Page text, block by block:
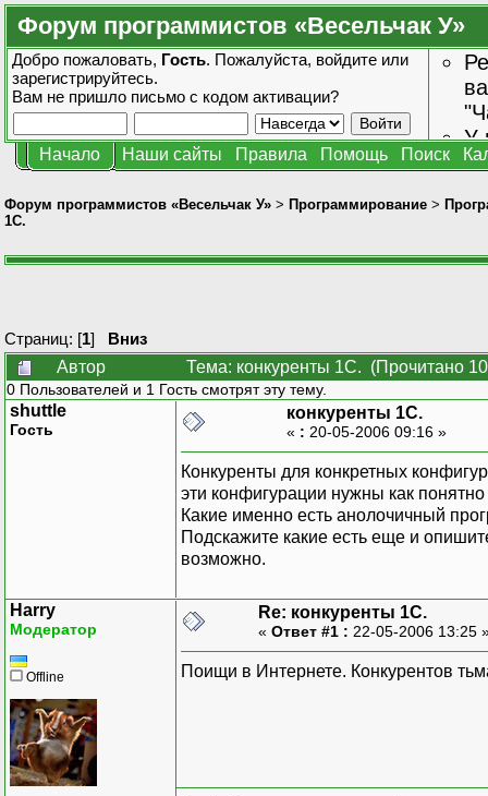
Форум программистов «Весельчак У»
Добро пожаловать, Гость. Пожалуйста, войдите или
зарегистрируйтесь.
Вам не пришло письмо с кодом активации?
У
Начало Наши сайты Правила Помощь Поиск
Форум программистов «Весельчак У» > Программирование >
1С.
Страниц: [1] Вниз
Автор
Тема: конкуренты 1С. (Прочитано
0 Пользователей и 1 Гость смотрят эту тему.
shuttle
Гость
конкуренты 1С.
« : 20-05-2006 09:16 »
Конкуренты для конкретных
эти конфигурации нужны как
Какие именно есть анолочичный
Подскажите какие есть еще и
возможно.
Harry
Модератор
Offline
Re: конкуренты 1С.
« Ответ #1 : 22-05-2006 13:25
Поищи в Интернете. Конкурентов